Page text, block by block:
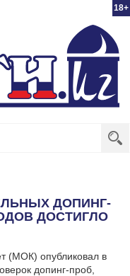
18+
ДОПИНГ-
ДОСТИГЛО
(МОК) опубликовал в
допинг-проб,